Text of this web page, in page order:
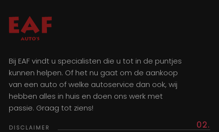
Bij EAF vindt u specialisten die u tot in de puntjes
kunnen helpen. Of het nu gaat om de aankoop
van een auto of welke autoservice dan ook, wij
hebben alles in huis en doen ons werk met
passie. Graag tot ziens!
DISCLAIMER 02.